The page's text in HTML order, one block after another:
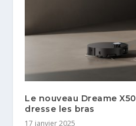
Le nouveau Dreame
dresse les bras
17 janvier 2025